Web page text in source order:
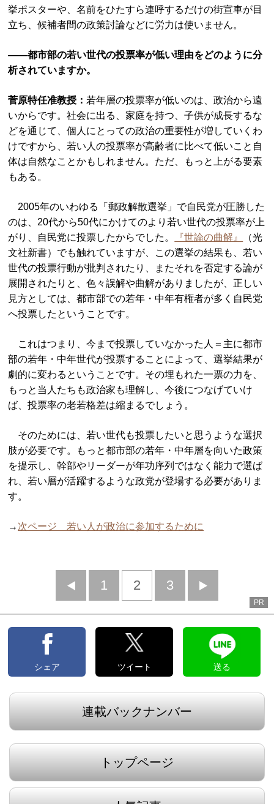
挙ポスターや、名前をひたすら連呼するだけの街宣車が目
立ち、候補者間の政策討論などに労力は使いません。
――都市部の若い世代の投票率が低い理由をどのように分
析されていますか。
菅原特任准教授： 若年層の投票率が低いのは、政治から遠
いからです。社会に出る、家庭を持つ、子供が成長するな
どを通じて、個人にとっての政治の重要性が増していくわ
けですから、若い人の投票率が高齢者に比べて低いこと自
体は自然なことかもしれません。ただ、もっと上がる要素
もある。
2005年のいわゆる「郵政解散選挙」で自民党が圧勝した
のは、20代から50代にかけてのより若い世代の投票率が上
がり、自民党に投票したからでした。
『世論の曲解』
（光
文社新書）でも触れていますが、この選挙の結果も、若い
世代の投票行動が批判されたり、またそれを否定する論が
展開されたりと、色々誤解や曲解がありましたが、正しい
見方としては、都市部での若年・中年有権者が多く自民党
へ投票したということです。
これはつまり、今まで投票していなかった人＝主に都市
部の若年・中年世代が投票することによって、選挙結果が
劇的に変わるということです。その埋もれた一票の力を、
もっと当人たちも政治家も理解し、今後につなげていけ
ば、投票率の老若格差は縮まるでしょう。
そのためには、若い世代も投票したいと思うような選択
肢が必要です。もっと都市部の若年・中年層を向いた政策
を提示し、幹部やリーダーが年功序列ではなく能力で選ば
れ、若い層が活躍するような政党が登場する必要がありま
す。
→ 次ページ 若い人が政治に参加するために
前
へ
1 2 3
へ
PR
シェア ツイート 送る
連載バックナンバー
トップページ